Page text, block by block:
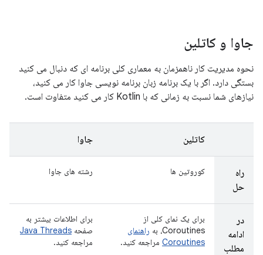
جاوا و کاتلین
نحوه مدیریت کار ناهمزمان به معماری کلی برنامه ای که دنبال می کنید
بستگی دارد. اگر با یک برنامه زبان برنامه نویسی جاوا کار می کنید،
نیازهای شما نسبت به زمانی که با Kotlin کار می کنید متفاوت است.
کاتلین جاوا
راه
حل
کوروتین ها رشته های جاوا
در
ادامه
مطلب
برای یک نمای کلی از
Coroutines، به
راهنمای
Coroutines مراجعه کنید.
برای اطلاعات بیشتر به
صفحه Java Threads
مراجعه کنید.